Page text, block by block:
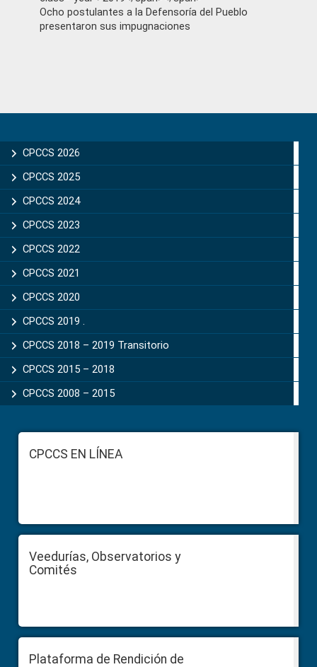
Ocho postulantes a la Defensoría del Pueblo
presentaron sus impugnaciones
Sidebar
CPCCS 2026
CPCCS 2025
CPCCS 2024
CPCCS 2023
CPCCS 2022
CPCCS 2021
CPCCS 2020
CPCCS 2019 .
CPCCS 2018 – 2019 Transitorio
CPCCS 2015 – 2018
CPCCS 2008 – 2015
FooterCPCCS EN LÍNEA
Veedurías, Observatorios y
Comités
Plataforma de Rendición de